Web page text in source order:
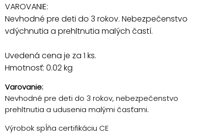
VAROVANIE:
Nevhodné pre deti do 3 rokov. Nebezpečenstvo
vdýchnutia a prehltnutia malých častí.
Uvedená cena je za 1 ks.
Hmotnosť: 0.02 kg
Varovanie:
Nevhodné pre deti do 3 rokov, nebezpečenstvo
prehltnutia a udusenia malými časťami.
Výrobok spĺňa certifikáciu CE